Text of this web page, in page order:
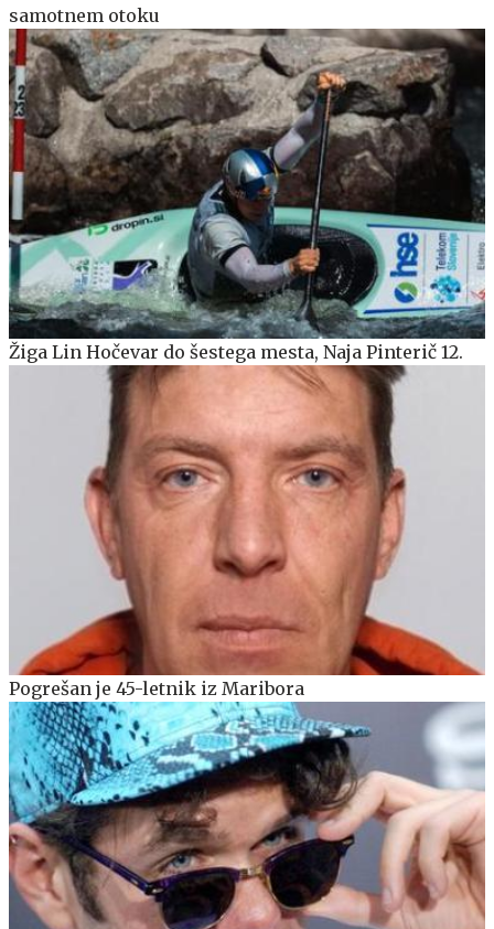
samotnem otoku
Žiga Lin Hočevar do šestega mesta, Naja Pinterič 12.
Pogrešan je 45-letnik iz Maribora